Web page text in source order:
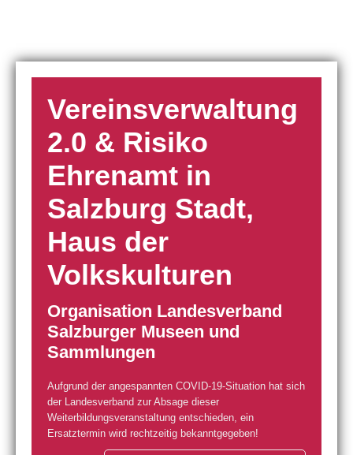
Vereinsverwaltung
2.0 & Risiko
Ehrenamt in
Salzburg Stadt,
Haus der
Volkskulturen
Organisation Landesverband
Salzburger Museen und
Sammlungen
Aufgrund der angespannten COVID-19-Situation hat sich
der Landesverband zur Absage dieser
Weiterbildungsveranstaltung entschieden, ein
Ersatztermin wird rechtzeitig bekanntgegeben!